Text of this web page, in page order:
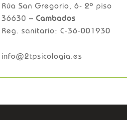
Rúa San Gregorio, 6- 2º piso
36630 – Cambados
Reg. sanitario: C-36-001930
info@2tpsicologia.es